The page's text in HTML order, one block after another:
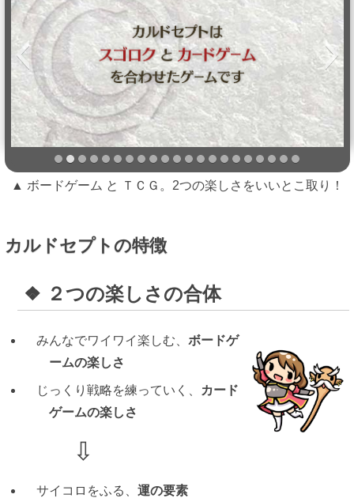
▲ ボードゲーム と ＴＣＧ。2つの楽しさをいいとこ取り！
カルドセプトの特徴
２つの楽しさの合体
みんなでワイワイ楽しむ、 ボードゲ
ームの楽しさ
じっくり戦略を練っていく、
カード
ゲームの楽しさ
サイコロをふる、 運の要素